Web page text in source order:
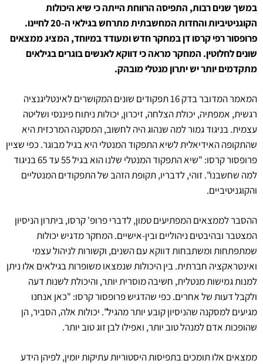
במשך שנים רבות, התפיסה הרווחת הייתה כי שיא היכולות
הקוגניטיביות והחדות המחשבתית מתרחש בגילאי ה-20 לחיינו.
פרופסור רפי קרסו דן במחקר חדש ומעודד במיוחד, המציג ממצאים
שונים לחלוטין. המחקר מראה כי דווקא לאנשים בוגרים בגילאים
מתקדמים יותר יש יתרון מנטלי מובהק.
המאמר המדובר בדק 16 תפקודים שונים המקושרים לאינטליגנציה
רגשית, אמפתיה, יכולת הצלחה, זיכרון, יכולות ניתוח פיננסי ושליטה
עצמית. בניגוד גמור למה שנהוג היה לחשוב, המסקנה המרכזית היא
שהתקופה האידיאלית לשיא התפקוד המנטלי היא בגיל מבוגר. כפי שציין
פרופסור קרסו: "שיא התפקוד המנטלי שלנו הוא בגיל 55 עד 65 בניגוד
למה שחשבנו". זוהי, לדבריו, תקופת הזהב של התפקודים המנטליים
והקוגניטיביים.
ההסבר לממצאים המפתיעים טמון, לדברי פרופ' קרסו, ביתרון הניסיון
המצטבר ובהיבטים ניהוליים ובין-אישיים. המחקר מדגיש יכולות
שמתפתחות ומשתבחות דווקא עם השנים, וקשורות לניהול עצמי
ואינטראקציה חברתית. בין היכולות שנמצאו משופרות בגילאים אלו ניתן
למנות גמישות מנטלית, חשיבה מוסרית יותר, והיכולת לשנות דעה
ולקבל דעות של אחרים. כפי שהדגיש פרופסור קרסו: "כאן אנחנו
מגיעים למסקנה שהניסיון קובע יותר מהגיל". יכולות אלה, הסביר, הן
שהופכות אדם למנהל טוב יותר, ואפילו לבן זוג טוב יותר.
ממצאים אלו תומכים בתפיסות היסטוריות עתיקות יומין, לפיהן הידע